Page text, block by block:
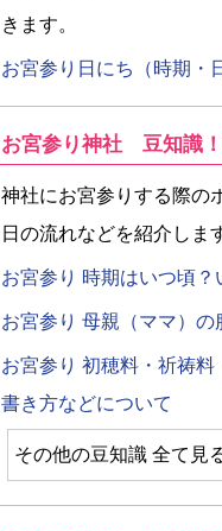
きます。
お宮参り日にち（時期・
お宮参り神社 豆知識！
神社にお宮参りする際の
日の流れなどを紹介しま
お宮参り 時期はいつ頃？
お宮参り 母親（ママ）の
お宮参り 初穂料・祈祷
書き方などについて
その他の豆知識 全て見